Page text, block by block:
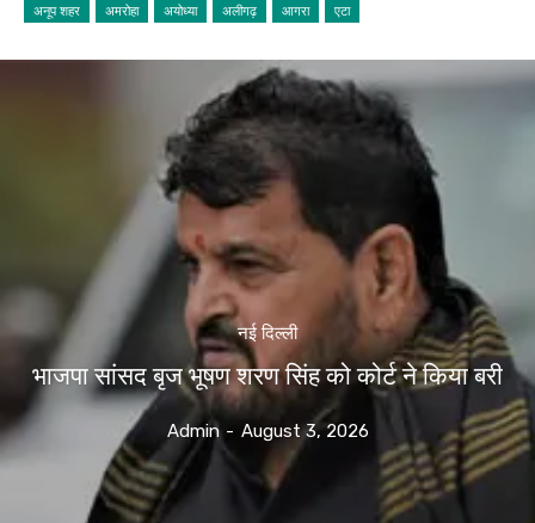
अनूप शहर अमरोहा अयोध्या अलीगढ़ आगरा एटा
नई दिल्ली
भाजपा सांसद बृज भूषण शरण सिंह को कोर्ट ने किया बरी
Admin - August 3, 2026